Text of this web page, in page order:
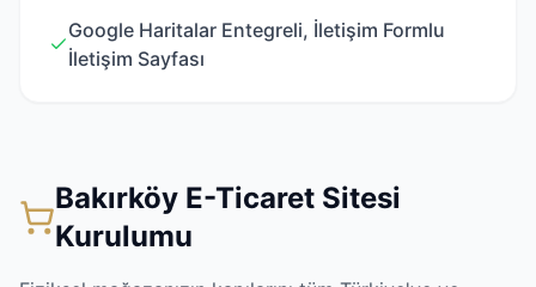
Google Haritalar Entegreli, İletişim Formlu
İletişim Sayfası
Bakırköy E-Ticaret Sitesi
Kurulumu